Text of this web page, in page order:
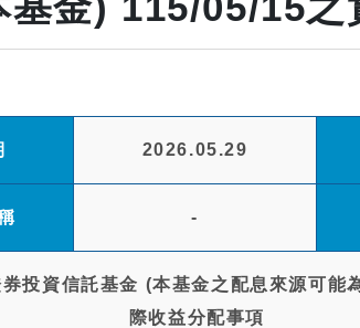
2026.05.29
-
投資信託基金 (本基金之配息來源可
際收益分配事項